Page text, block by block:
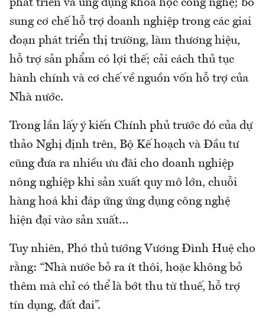
phát triển và ứng dụng khoa học công nghệ; bổ
sung cơ chế hỗ trợ doanh nghiệp trong các giai
đoạn phát triển thị trường, làm thương hiệu,
hỗ trợ sản phẩm có lợi thế; cải cách thủ tục
hành chính và cơ chế về nguồn vốn hỗ trợ của
Nhà nước.
Trong lần lấy ý kiến Chính phủ trước đó của dự
thảo Nghị định trên, Bộ Kế hoạch và Đầu tư
cũng đưa ra nhiều ưu đãi cho doanh nghiệp
nông nghiệp khi sản xuất quy mô lớn, chuỗi
hàng hoá khi đáp ứng ứng dụng công nghệ
hiện đại vào sản xuất…
Tuy nhiên, Phó thủ tướng Vương Đình Huệ cho
rằng: “Nhà nước bỏ ra ít thôi, hoặc không bỏ
thêm mà chỉ có thể là bớt thu từ thuế, hỗ trợ
tín dụng, đất đai”.